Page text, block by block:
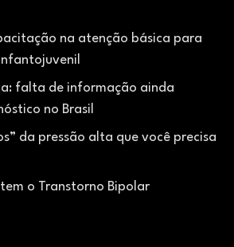
na atenção básica para
falta de informação ainda
no Brasil
da pressão alta que você precisa
o Transtorno Bipolar